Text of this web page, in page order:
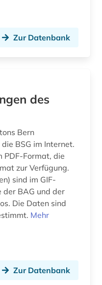
Zur Datenbank
des
Bern
BSG im Internet.
PDF-Format, die
zur Verfügung.
sind im GIF-
der BAG und der
Die Daten sind
Mehr
Zur Datenbank